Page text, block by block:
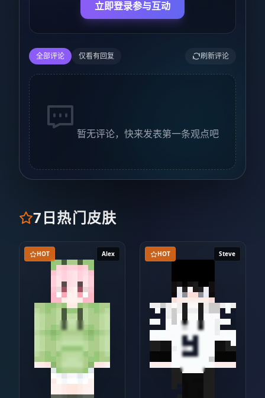
立即登录参与互动
全部评论 仅看有回复 刷新评论
暂无评论，快来发表第一条观点吧
7日热门皮肤
Alex
HOT Steve
HOT